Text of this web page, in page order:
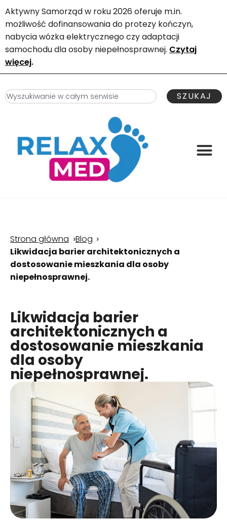
Aktywny Samorząd w roku 2026 oferuje m.in.
możliwość dofinansowania do protezy kończyn,
nabycia wózka elektrycznego czy adaptacji
samochodu dla osoby niepełnosprawnej. Czytaj
więcej.
SZUKAJ
Strona główna Blog
Likwidacja barier architektonicznych a
dostosowanie mieszkania dla osoby
niepełnosprawnej.
Likwidacja barier
architektonicznych a
dostosowanie mieszkania
dla osoby
niepełnosprawnej.